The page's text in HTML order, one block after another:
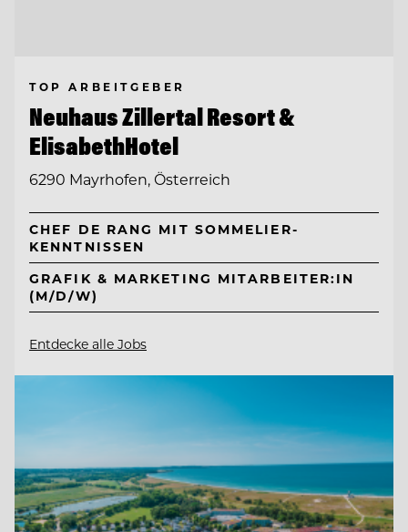
TOP ARBEITGEBER
Neuhaus Zillertal Resort &
ElisabethHotel
6290 Mayrhofen, Österreich
CHEF DE RANG MIT SOMMELIER-
KENNTNISSEN
GRAFIK & MARKETING MITARBEITER:IN
(M/D/W)
Entdecke alle Jobs